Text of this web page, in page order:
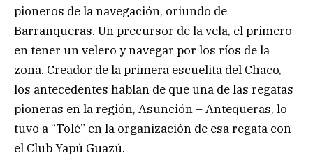
pioneros de la navegación, oriundo de
Barranqueras. Un precursor de la vela, el primero
en tener un velero y navegar por los ríos de la
zona. Creador de la primera escuelita del Chaco,
los antecedentes hablan de que una de las regatas
pioneras en la región, Asunción – Antequeras, lo
tuvo a “Tolé” en la organización de esa regata con
el Club Yapú Guazú.